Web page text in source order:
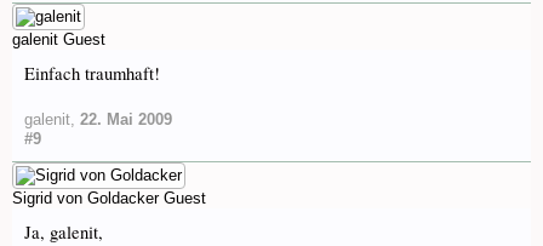
galenit Guest
Einfach traumhaft!
galenit, 22. Mai 2009
#9
Sigrid von Goldacker Guest
Ja, galenit,